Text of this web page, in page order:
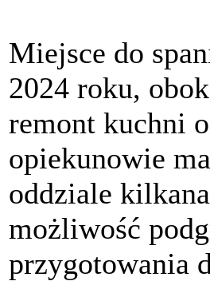
Miejsce do
2024 roku,
remont kuchni
opiekunowie
oddziale
możliwość
przygotowania